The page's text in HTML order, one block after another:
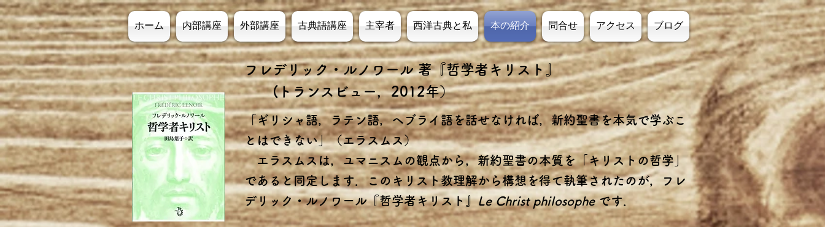
ホーム 内部講座 外部講座 古典語講座 主宰者 西洋古典と私 本の紹介 問合せ アクセス ブログ
フレデリック・ルノワール 著『哲学者キリスト』
(トランスビュー，2012年）
「ギリシャ語，ラテン語，ヘブライ語を話せなければ，新約聖書を本気で学ぶこ
とはできない」（エラスムス）
エラスムスは，ユマニスムの観点から，新約聖書の本質を「キリストの哲学」
であると同定します． このキリスト教理解から構想を得て執筆されたのが，フレ
デリック・ルノワール『哲学者キリスト』Le Christ philosopheです．